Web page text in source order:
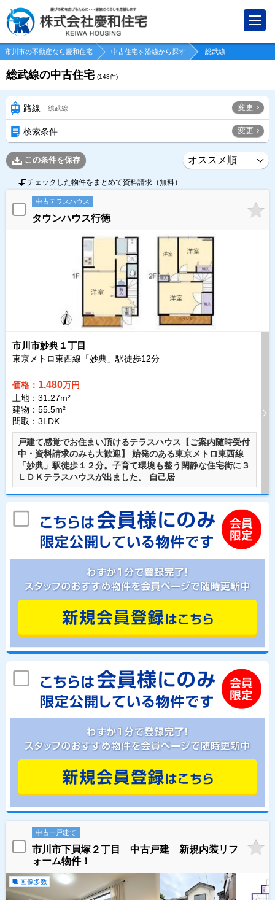
市川市の不動産なら慶和住宅 中古住宅を沿線から探す 総武線
総武線の中古住宅 (143件)
路線 総武線 変更
検索条件 変更
この条件を保存
チェックした物件をまとめて資料請求（無料）
中古テラスハウス
タウンハウス行徳
市川市妙典１丁目
東京メトロ東西線「妙典」駅徒歩12分
価格： 1,480万円
土地：31.27m²
建物：55.5m²
間取：3LDK
戸建て感覚でお住まい頂けるテラスハウス【ご案内随時受付
中・資料請求のみも大歓迎】 始発のある東京メトロ東西線
「妙典」駅徒歩１２分。子育て環境も整う閑静な住宅街に３
ＬＤＫテラスハウスが出ました。 自己居
中古一戸建て
市川市下貝塚２丁目 中古戸建 新規内装リフ
ォーム物件！
画像多数